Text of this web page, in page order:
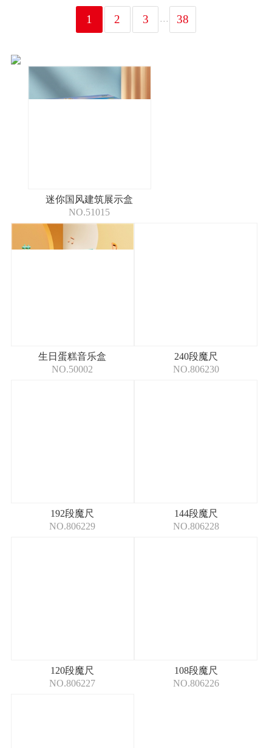
1 2 3 ... 38
迷你国风建筑展示盒
NO.51015
生日蛋糕音乐盒
NO.50002
240段魔尺
NO.806230
192段魔尺
NO.806229
144段魔尺
NO.806228
120段魔尺
NO.806227
108段魔尺
NO.806226